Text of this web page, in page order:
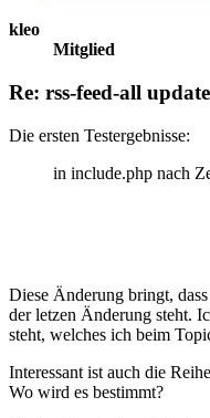
kleo
Mitglied
Re: rss-feed-all update
Die ersten Testergebnisse:
in include.php nach
Diese Änderung bringt,
der letzen Änderung steht.
steht, welches ich beim
Interessant ist auch die
Wo wird es bestimmt?